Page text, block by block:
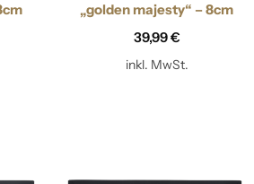
„golden majesty“ – 8cm
39,99€
inkl. MwSt.